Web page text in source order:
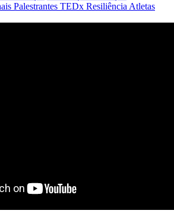
Palestrantes TEDx Resiliência Atletas